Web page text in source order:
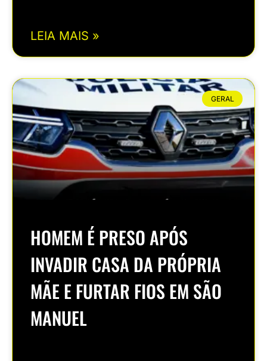
LEIA MAIS »
GERAL
HOMEM É PRESO APÓS
INVADIR CASA DA PRÓPRIA
MÃE E FURTAR FIOS EM SÃO
MANUEL